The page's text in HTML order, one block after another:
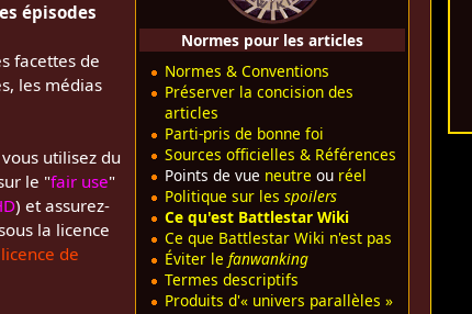
Normes pour les articles
Normes & Conventions
Préserver la concision des
articles
Parti-pris de bonne foi
Sources officielles & Références
Points de vue neutre ou réel
Politique sur lesspoilers
Ce qu'est Battlestar Wiki
Ce que Battlestar Wiki n'est pas
Éviter lefanwanking
Termes descriptifs
Produits d'« univers parallèles »
épisodes
facettes de
les médias
utilisez du
le "fair use"
) et assurez-
la licence
licence de